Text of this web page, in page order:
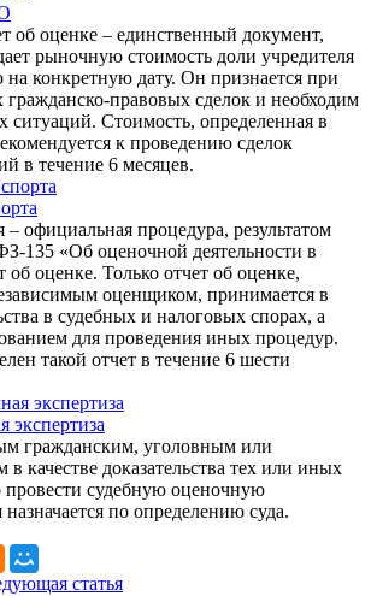
об оценке – единственный документ,
рыночную стоимость доли учредителя
конкретную дату. Он признается при
правовых сделок и необходим
ситуаций. Стоимость, определенная в
к проведению сделок
в течение 6 месяцев.
официальная процедура, результатом
135 «Об оценочной деятельности в
об оценке. Только отчет об оценке,
оценщиком, принимается в
в судебных и налоговых спорах, а
для проведения иных процедур.
такой отчет в течение 6 шести
экспертиза
гражданским, уголовным или
качестве доказательства тех или иных
провести судебную оценочную
назначается по определению суда.
статья